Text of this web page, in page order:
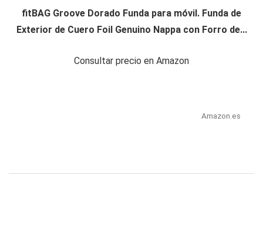
fitBAG Groove Dorado Funda para móvil. Funda de
Exterior de Cuero Foil Genuino Nappa con Forro de...
Consultar precio en Amazon
Amazon.es